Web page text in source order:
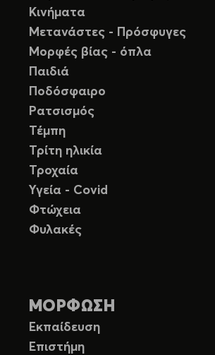
Κινήματα
Μετανάστες - Πρόσφυγες
Μορφές βίας - όπλα
Παιδιά
Ποδόσφαιρο
Ρατσισμός
Τέμπη
Τρίτη ηλικία
Τροχαία
Υγεία - Covid
Φτώχεια
Φυλακές
ΜΟΡΦΩΣΗ
Εκπαίδευση
Επιστήμη